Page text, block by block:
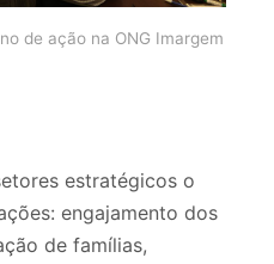
de ação na ONG Imargem
estratégicos o
engajamento dos
de famílias,